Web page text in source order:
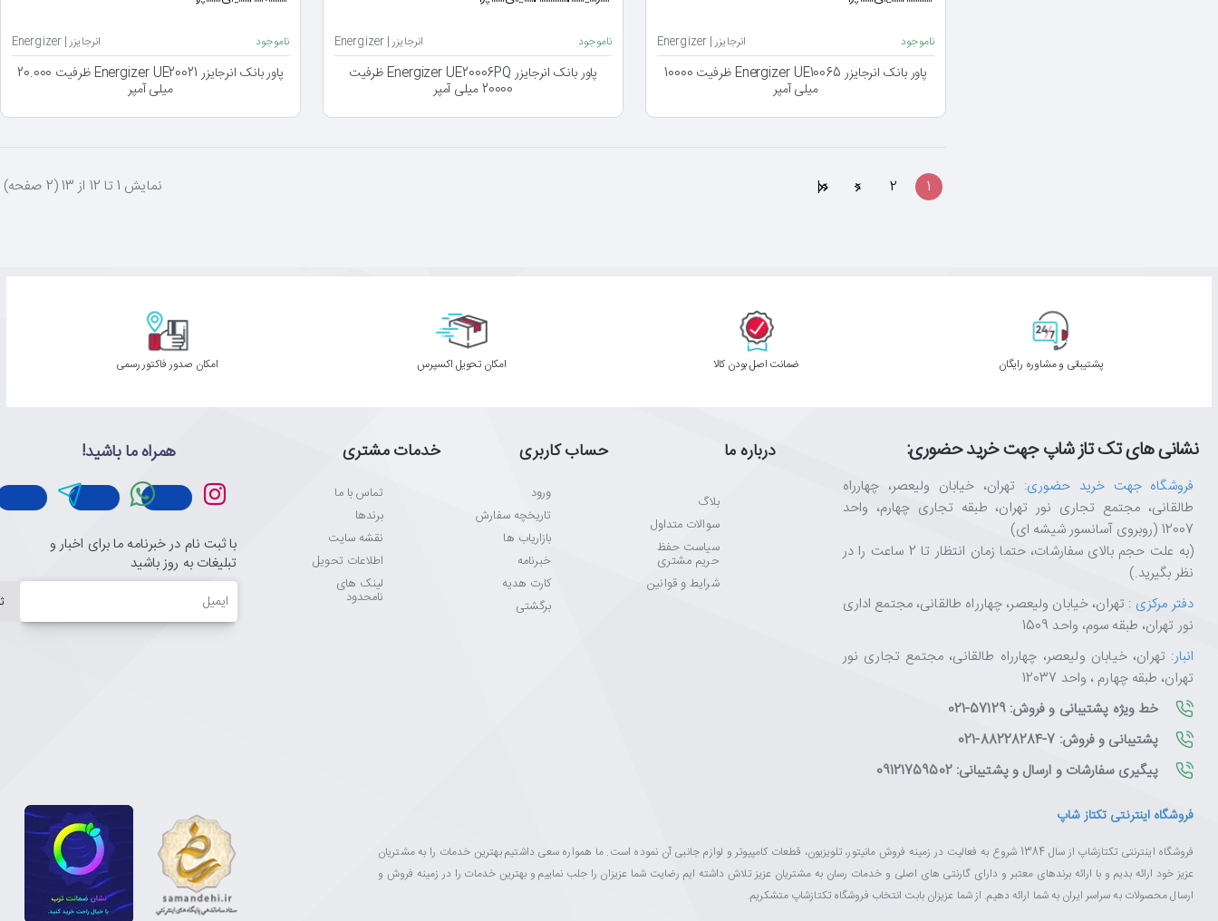
ناموجود انرجایزر | Energizer
پاور بانک انرجایزر Energizer UE10065 ظرفیت 10000
میلی آمپر
ناموجود انرجایزر | Energizer
پاور بانک انرجایزر Energizer UE20006PQ ظرفیت
20000 میلی آمپر
ناموجود انرجایزر | Energizer
پاور بانک انرجایزر Energizer UE20021 ظرفیت 20.000
میلی آمپر
1
2
>
>| نمايش 1 تا 12 از 13 (2 صفحه)
پشتیبانی و مشاوره رایگان ﺿﻤﺎﻧﺖ اﺻﻞ ﺑﻮدن ﮐﺎﻟﺎ اﻣﮑﺎن ﺗﺤﻮﯾﻞ اﮐﺴﭙﺮس امکان صدور فاکتور رسمی
نشانی های تک تاز شاپ جهت خرید حضوری:
فروشگاه جهت خرید حضوری: تهران، خیابان ولیعصر، چهارراه
طالقانی، مجتمع تجاری نور تهران، طبقه تجاری چهارم، واحد
12007 (روبروی آسانسور شیشه ای)
(به علت حجم بالای سفارشات، حتما زمان انتظار تا 2 ساعت را در
نظر بگیرید.)
دفتر مرکزی : تهران، خیابان ولیعصر، چهارراه طالقانی، مجتمع اداری
نور تهران، طبقه سوم، واحد 1509
انبار: تهران، خیابان ولیعصر، چهارراه طالقانی، مجتمع تجاری نور
تهران، طبقه چهارم ، واحد 12037
خط ویژه پشتیبانی و فروش: 57129-021
پشتیبانی و فروش: 7-88228284-021
پیگیری سفارشات و ارسال و پشتیبانی: 09121759502
درباره ما
بلاگ
سوالات متداول
سیاست حفظ
حریم مشتری
شرایط و قوانین
حساب کاربری
ورود
تاریخچه سفارش
بازاریاب ها
خبرنامه
کارت هدیه
برگشتی
خدمات مشتری
تماس با ما
برندها
نقشه سایت
اطلاعات تحویل
لینک های
نامحدود
همراه ما باشید!
با ثبت نام در خبرنامه ما برای اخبار و
تبلیغات به روز باشید
ایمیل
فروشگاه اینترنتی تکتاز شاپ
فروشگاه اینترنتی تکتازشاپ از سال 1384 شروع به فعالیت در زمینه فروش مانیتور، تلویزیون، قطعات کامپیوتر و لوازم جانبی آن نموده است. ما همواره سعی داشتیم بهترین خدمات را به مشتریان
عزیز خود ارائه بدیم و با ارائه برندهای معتبر و دارای گارنتی های اصلی و خدمات رسان به مشتریان عزیز تلاش داشته ایم رضایت شما عزیزان را جلب نماییم و بهترین خدمات را در زمینه فروش و
ارسال محصولات به سراسر ایران به شما ارائه دهیم. از شما عزیزان بابت انتخاب فروشگاه تکتازشاپ متشکریم.